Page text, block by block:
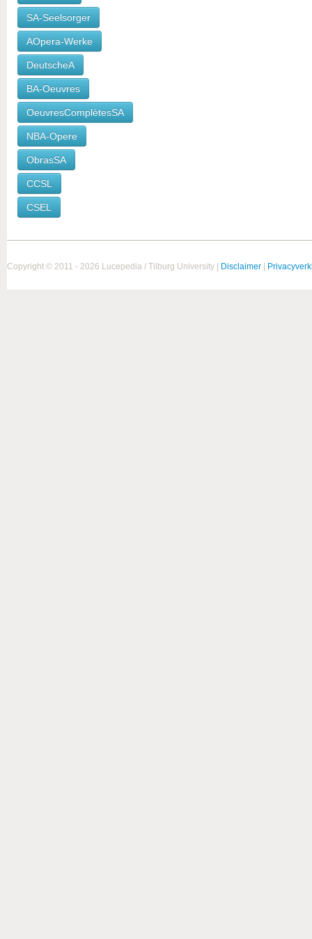
SA-Seelsorger
AOpera-Werke
DeutscheA
BA-Oeuvres
OeuvresComplètesSA
NBA-Opere
ObrasSA
CCSL
CSEL
Copyright © 2011 - 2026 Lucepedia / Tilburg University | Disclaimer